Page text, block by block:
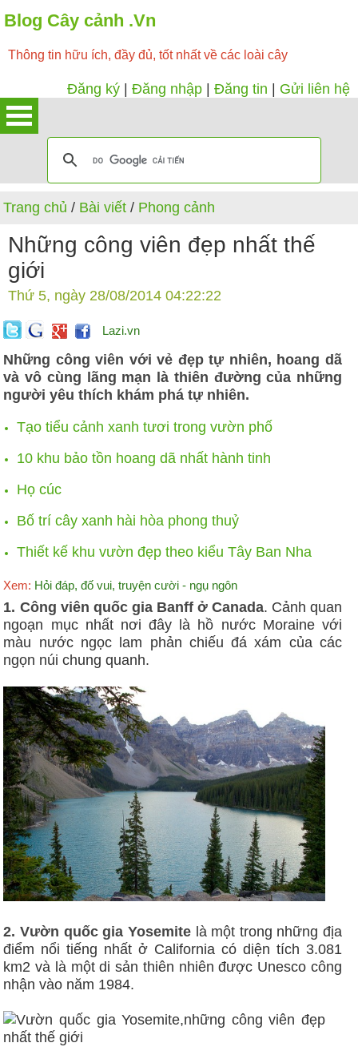
Blog Cây cảnh .Vn
Thông tin hữu ích, đầy đủ, tốt nhất về các loài cây
Đăng ký Đăng nhập Đăng tin Gửi liên hệ
Trang chủ / Bài viết / Phong cảnh
Những công viên đẹp nhất thế
giới
Thứ 5, ngày 28/08/2014 04:22:22
Lazi.vn
Những công viên với vẻ đẹp tự nhiên, hoang dã
và vô cùng lãng mạn là thiên đường của những
người yêu thích khám phá tự nhiên.
Tạo tiểu cảnh xanh tươi trong vườn phố
10 khu bảo tồn hoang dã nhất hành tinh
Họ cúc
Bố trí cây xanh hài hòa phong thuỷ
Thiết kế khu vườn đẹp theo kiểu Tây Ban Nha
Xem: Hỏi đáp, đố vui, truyện cười - ngụ ngôn
1. Công viên quốc gia Banff ở Canada. Cảnh quan
ngoạn mục nhất nơi đây là hồ nước Moraine với
màu nước ngọc lam phản chiếu đá xám của các
ngọn núi chung quanh.
2. Vườn quốc gia Yosemitelà một trong những địa
điểm nổi tiếng nhất ở California có diện tích 3.081
km2 và là một di sản thiên nhiên được Unesco công
nhận vào năm 1984.